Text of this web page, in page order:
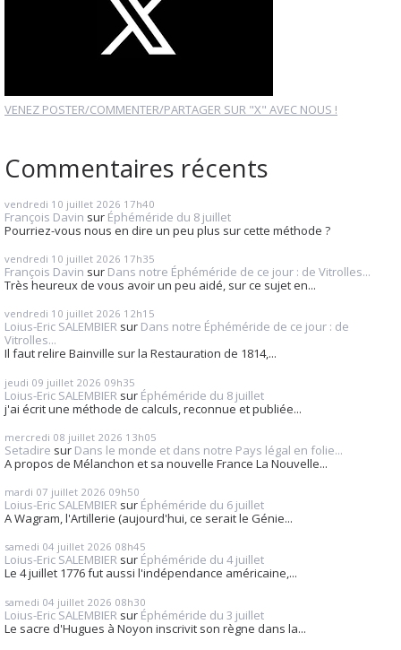
VENEZ POSTER/COMMENTER/PARTAGER SUR "X" AVEC NOUS !
Commentaires récents
vendredi 10 juillet 2026 17h40
François Davin sur Éphéméride du 8 juillet
Pourriez-vous nous en dire un peu plus sur cette méthode ?
vendredi 10 juillet 2026 17h35
François Davin sur Dans notre Éphéméride de ce jour : de Vitrolles...
Très heureux de vous avoir un peu aidé, sur ce sujet en...
vendredi 10 juillet 2026 12h15
Loius-Eric SALEMBIER sur Dans notre Éphéméride de ce jour : de
Vitrolles...
Il faut relire Bainville sur la Restauration de 1814,...
jeudi 09 juillet 2026 09h35
Loius-Eric SALEMBIER sur Éphéméride du 8 juillet
j'ai écrit une méthode de calculs, reconnue et publiée...
mercredi 08 juillet 2026 13h05
Setadire sur Dans le monde et dans notre Pays légal en folie...
A propos de Mélanchon et sa nouvelle France La Nouvelle...
mardi 07 juillet 2026 09h50
Loius-Eric SALEMBIER sur Éphéméride du 6 juillet
A Wagram, l'Artillerie (aujourd'hui, ce serait le Génie...
samedi 04 juillet 2026 08h45
Loius-Eric SALEMBIER sur Éphéméride du 4 juillet
Le 4 juillet 1776 fut aussi l'indépendance américaine,...
samedi 04 juillet 2026 08h30
Loius-Eric SALEMBIER sur Éphéméride du 3 juillet
Le sacre d'Hugues à Noyon inscrivit son règne dans la...